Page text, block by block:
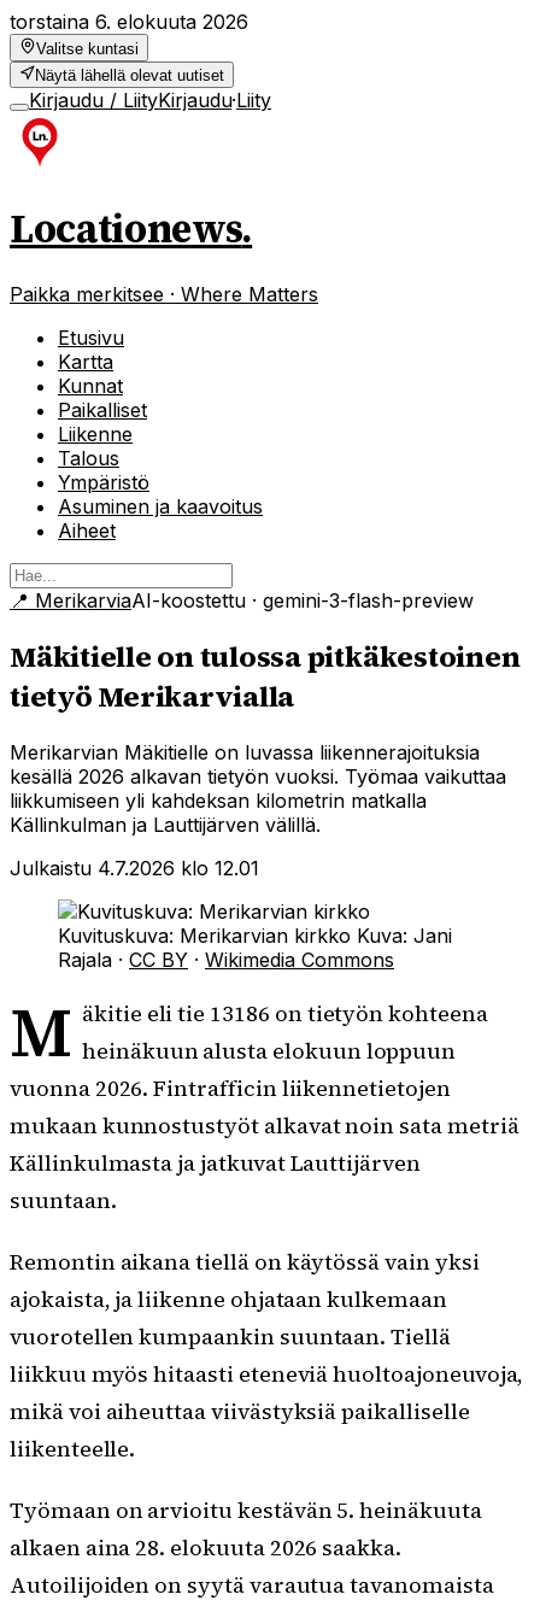
torstaina 6. elokuuta 2026
Valitse kuntasi
Näytä lähellä olevat uutiset
Kirjaudu / LiityKirjaudu·Liity
Locationews.
Paikka merkitsee · Where Matters
Etusivu
Kartta
Kunnat
Paikalliset
Liikenne
Talous
Ympäristö
Asuminen ja kaavoitus
Aiheet
📍 MerikarviaAI-koostettu · gemini-3-flash-preview
Mäkitielle on tulossa pitkäkestoinen
tietyö Merikarvialla
Merikarvian Mäkitielle on luvassa liikennerajoituksia
kesällä 2026 alkavan tietyön vuoksi. Työmaa vaikuttaa
liikkumiseen yli kahdeksan kilometrin matkalla
Källinkulman ja Lauttijärven välillä.
Julkaistu 4.7.2026 klo 12.01
Kuvituskuva: Merikarvian kirkko Kuva: Jani
Rajala · CC BY · Wikimedia Commons
M äkitie eli tie 13186 on tietyön kohteena
heinäkuun alusta elokuun loppuun
vuonna 2026. Fintrafficin liikennetietojen
mukaan kunnostustyöt alkavat noin sata metriä
Källinkulmasta ja jatkuvat Lauttijärven
suuntaan.
Remontin aikana tiellä on käytössä vain yksi
ajokaista, ja liikenne ohjataan kulkemaan
vuorotellen kumpaankin suuntaan. Tiellä
liikkuu myös hitaasti eteneviä huoltoajoneuvoja,
mikä voi aiheuttaa viivästyksiä paikalliselle
liikenteelle.
Työmaan on arvioitu kestävän 5. heinäkuuta
alkaen aina 28. elokuuta 2026 saakka.
Autoilijoiden on syytä varautua tavanomaista